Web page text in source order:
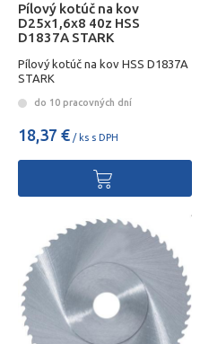
Pílový kotúč na kov
D25x1,6x8 40z HSS
D1837A STARK
Pílový kotúč na kov HSS D1837A
STARK
do 10 pracovných dní
18,37 € / ks s DPH